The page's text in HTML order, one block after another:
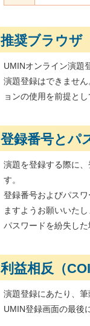
推奨ブラウザ
UMINオンライン演題
演題登録はできませ
ョンの使用を前提と
登録番号とパ
演題を登録する際に
す。
登録番号およびパス
ますようお願いいた
パスワードを紛失し
利益相反（
演題登録にあたり、
UMIN登録画面の最後